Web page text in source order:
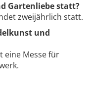
Gartenliebe statt?
zweijährlich statt.
und
eine Messe für